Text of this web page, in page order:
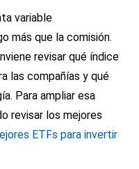
variable
más que la comisión.
revisar qué índice
las compañías y qué
Para ampliar esa
revisar los mejores
ETFs para invertir